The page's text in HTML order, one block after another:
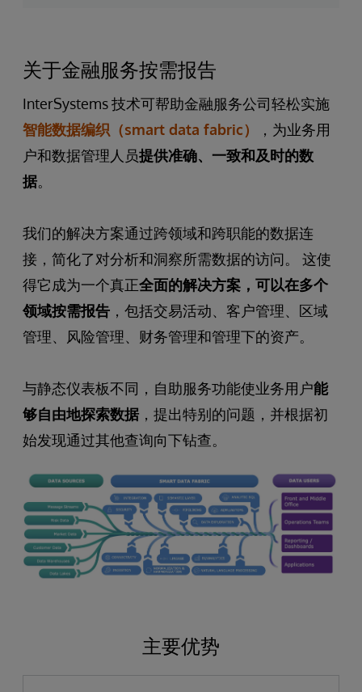
案
例
关于金融服务按需报告
InterSystems 技术可帮助金融服务公司轻松实施
智能数据编织（smart data fabric）
，为业务用
户和数据管理人员提供准确、一致和及时的数
据。
我们的解决方案通过跨领域和跨职能的数据连
接，简化了对分析和洞察所需数据的访问。 这使
得它成为一个真正全面的解决方案，可以在多个
领域按需报告 ，包括交易活动、客户管理、区域
管理、风险管理、财务管理和管理下的资产。
与静态仪表板不同，自助服务功能使业务用户能
够自由地探索数据 ，提出特别的问题，并根据初
始发现通过其他查询向下钻查。
主要优势